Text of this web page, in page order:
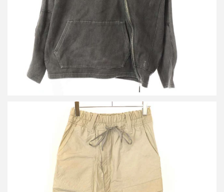
詳しく見る
タイチムラカミ 3LAYER NYLON WP カーゴパンツ